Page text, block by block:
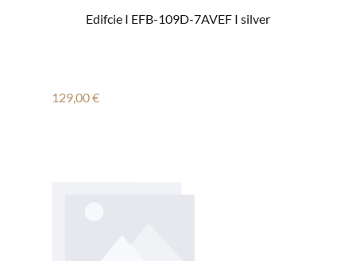
Edifcie I EFB-109D-7AVEF I silver
Regulärer Preis:
129,00 €